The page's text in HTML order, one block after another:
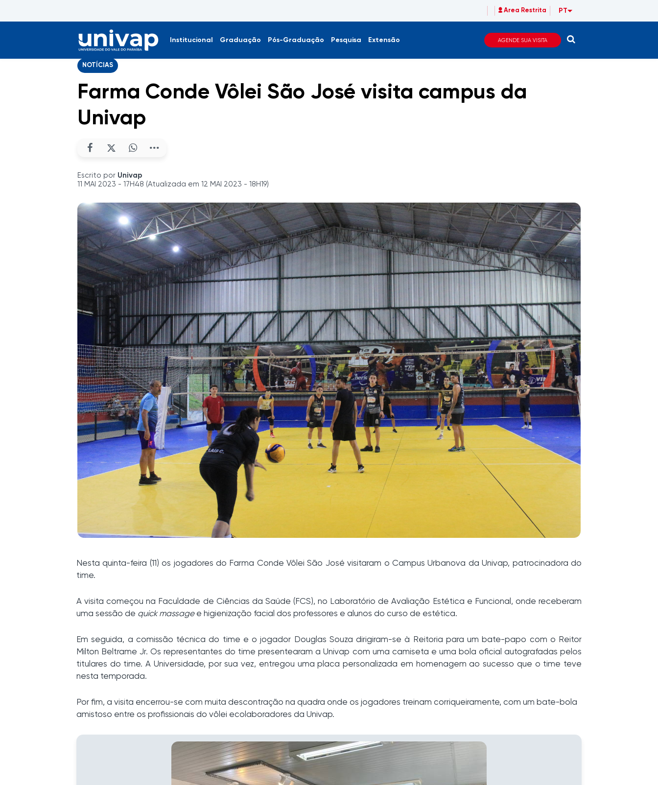
Area Restrita PT
Institucional Graduação Pós-Graduação Pesquisa Extensão AGENDE SUA VISITA
NOTÍCIAS
Farma Conde Vôlei São José visita campus da
Univap
Escrito por Univap
11 MAI 2023 - 17H48 (Atualizada em 12 MAI 2023 - 18H19)
Nesta quinta-feira (11) os jogadores do Farma Conde Vôlei São José visitaram o Campus Urbanova da Univap, patrocinadora do
time.
A visita começou na Faculdade de Ciências da Saúde (FCS), no Laboratório de Avaliação Estética e Funcional, onde receberam
uma sessão de quick massagee higienização facial dos professores e alunos do curso de estética.
Em seguida, a comissão técnica do time e o jogador Douglas Souza dirigiram-se à Reitoria para um bate-papo com o Reitor
Milton Beltrame Jr. Os representantes do time presentearam a Univap com uma camiseta e uma bola oficial autografadas pelos
titulares do time. A Universidade, por sua vez, entregou uma placa personalizada em homenagem ao sucesso que o time teve
nesta temporada.
Por fim, a visita encerrou-se com muita descontração na quadra onde os jogadores treinam corriqueiramente, com um bate-bola
amistoso entre os profissionais do vôlei ecolaboradores da Univap.